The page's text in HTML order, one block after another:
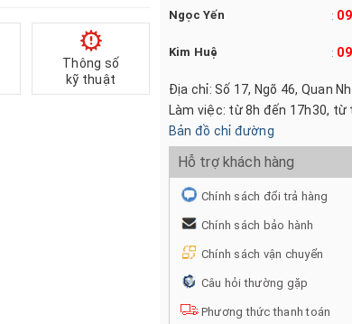
Thông số
kỹ thuật
Ngọc Yến :
Kim Huệ :
Địa chỉ: Số 17, Ngõ 46, Quan
Làm việc: từ 8h đến 17h30,
Bản đồ chỉ đường
Hỗ trợ khách hàng
Chính sách đổi trả hàng
Chính sách bảo hành
Chính sách vận chuyển
Câu hỏi thường gặp
Phương thức thanh toán